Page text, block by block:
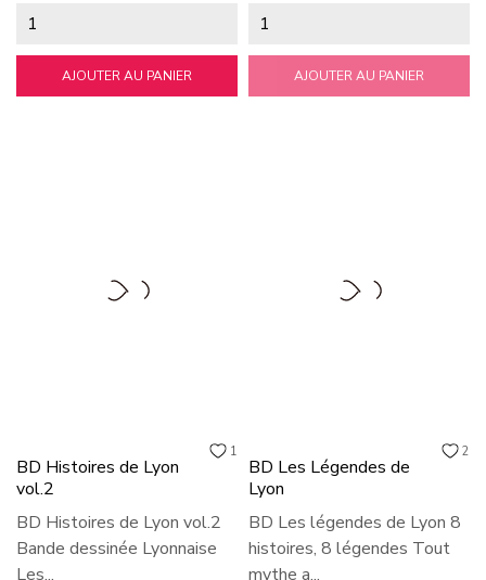
AJOUTER AU PANIER AJOUTER AU PANIER
1
BD Histoires de Lyon
vol.2
BD Histoires de Lyon vol.2
Bande dessinée Lyonnaise
Les...
2
BD Les Légendes de
Lyon
BD Les légendes de Lyon 8
histoires, 8 légendes Tout
mythe a...